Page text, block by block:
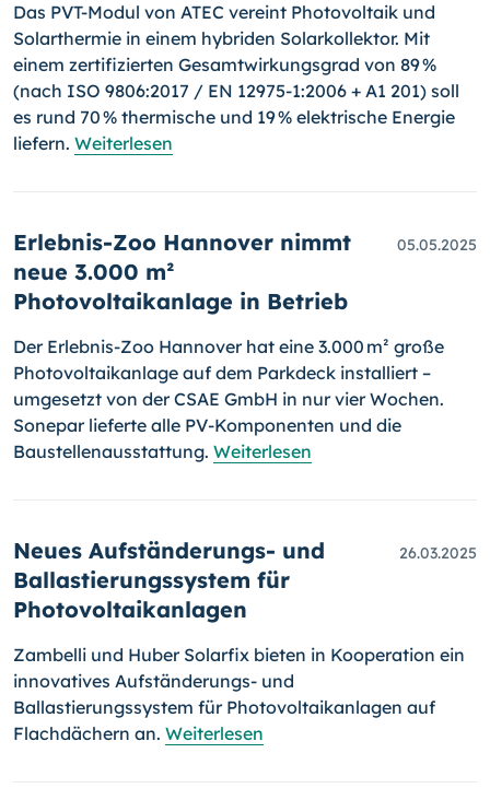
Das PVT-Modul von ATEC vereint Photovoltaik und
Solarthermie in einem hybriden Solarkollektor. Mit
einem zertifizierten Gesamtwirkungsgrad von 89 %
(nach ISO 9806:2017 / EN 12975-1:2006 + A1 201) soll
es rund 70 % thermische und 19 % elektrische Energie
liefern. Weiterlesen
Erlebnis-Zoo Hannover nimmt
neue 3.000 m²
Photovoltaikanlage in Betrieb
05.05.2025
Der Erlebnis-Zoo Hannover hat eine 3.000 m² große
Photovoltaikanlage auf dem Parkdeck installiert –
umgesetzt von der CSAE GmbH in nur vier Wochen.
Sonepar lieferte alle PV-Komponenten und die
Baustellenausstattung. Weiterlesen
Neues Aufständerungs- und
Ballastierungssystem für
Photovoltaikanlagen
26.03.2025
Zambelli und Huber Solarfix bieten in Kooperation ein
innovatives Aufständerungs- und
Ballastierungssystem für Photovoltaikanlagen auf
Flachdächern an. Weiterlesen